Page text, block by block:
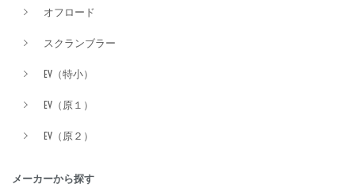
オフロード
スクランブラー
EV（特小）
EV（原１）
EV（原２）
メーカーから探す